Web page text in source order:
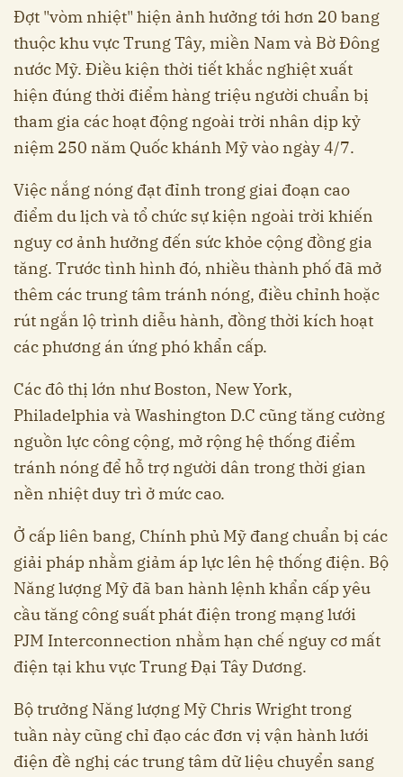
Đợt "vòm nhiệt" hiện ảnh hưởng tới hơn 20 bang
thuộc khu vực Trung Tây, miền Nam và Bờ Đông
nước Mỹ. Điều kiện thời tiết khắc nghiệt xuất
hiện đúng thời điểm hàng triệu người chuẩn bị
tham gia các hoạt động ngoài trời nhân dịp kỷ
niệm 250 năm Quốc khánh Mỹ vào ngày 4/7.
Việc nắng nóng đạt đỉnh trong giai đoạn cao
điểm du lịch và tổ chức sự kiện ngoài trời khiến
nguy cơ ảnh hưởng đến sức khỏe cộng đồng gia
tăng. Trước tình hình đó, nhiều thành phố đã mở
thêm các trung tâm tránh nóng, điều chỉnh hoặc
rút ngắn lộ trình diễu hành, đồng thời kích hoạt
các phương án ứng phó khẩn cấp.
Các đô thị lớn như Boston, New York,
Philadelphia và Washington D.C cũng tăng cường
nguồn lực công cộng, mở rộng hệ thống điểm
tránh nóng để hỗ trợ người dân trong thời gian
nền nhiệt duy trì ở mức cao.
Ở cấp liên bang, Chính phủ Mỹ đang chuẩn bị các
giải pháp nhằm giảm áp lực lên hệ thống điện. Bộ
Năng lượng Mỹ đã ban hành lệnh khẩn cấp yêu
cầu tăng công suất phát điện trong mạng lưới
PJM Interconnection nhằm hạn chế nguy cơ mất
điện tại khu vực Trung Đại Tây Dương.
Bộ trưởng Năng lượng Mỹ Chris Wright trong
tuần này cũng chỉ đạo các đơn vị vận hành lưới
điện đề nghị các trung tâm dữ liệu chuyển sang